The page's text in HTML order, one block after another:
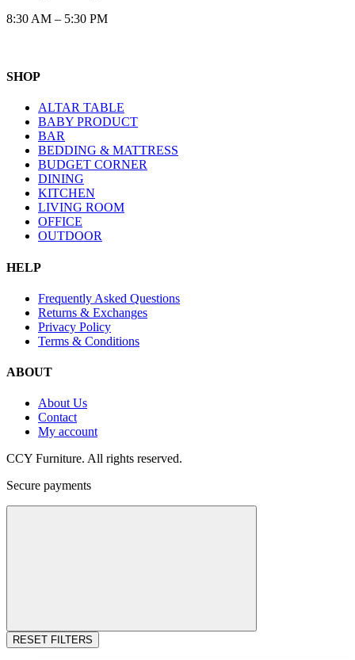
8:30 AM – 5:30 PM
SHOP
ALTAR TABLE
BABY PRODUCT
BAR
BEDDING & MATTRESS
BUDGET CORNER
DINING
KITCHEN
LIVING ROOM
OFFICE
OUTDOOR
HELP
Frequently Asked Questions
Returns & Exchanges
Privacy Policy
Terms & Conditions
ABOUT
About Us
Contact
My account
CCY Furniture. All rights reserved.
Secure payments
RESET FILTERS